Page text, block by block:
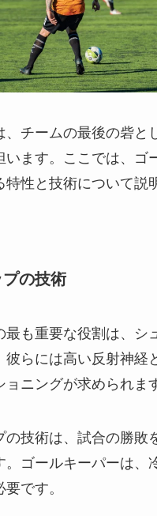
、チームの最後の砦と
います。ここでは、ゴ
性と技術について説
の技術
最も重要な役割は、シ
彼らには高い反射神経
ニングが求められま
の技術は、試合の勝敗
。ゴールキーパーは、
です。